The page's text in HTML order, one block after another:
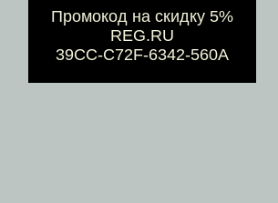
Промокод на скидку 5%
REG.RU
39CC-C72F-6342-560A